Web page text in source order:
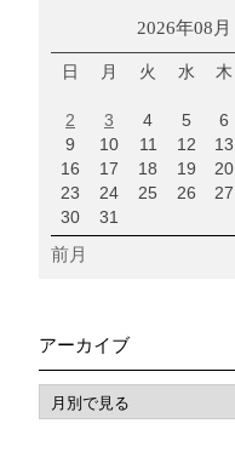
2026年08月
日 月 火 水 木
2
3 4 5 6
9
10 11 12 13
16
17 18 19 20
23
24 25 26 27
30
31
前月
アーカイブ